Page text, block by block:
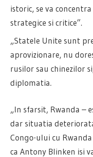
istoric, se va
strategice si critice”.
„Statele Unite sunt
aprovizionare, nu
rusilor sau chinezilor
diplomatia.
„In sfarsit, Rwanda –
dar situatia
Congo-ului cu
ca Antony Blinken isi